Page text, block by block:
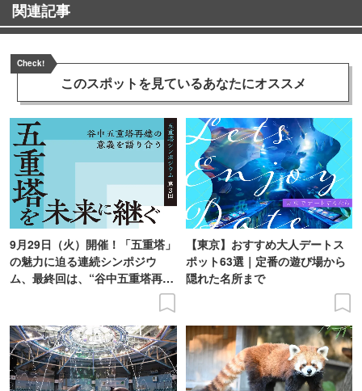
関連記事
Check!
このスポットを見ているあなたにオススメ
9月29日（火）開催！「五重塔」
の魅力に迫る連続シンポジウ
ム、最終回は、“谷中五重塔再建
【東京】おすすめ大人デートス
ポット63選｜定番の遊び場から
隠れた名所まで